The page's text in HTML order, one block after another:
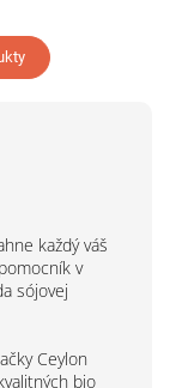
každý váš
v
sójovej
Ceylon
bio